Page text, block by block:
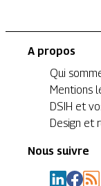
A propos
Qui
Mentions
DSIH et
Design et
Nous suivre